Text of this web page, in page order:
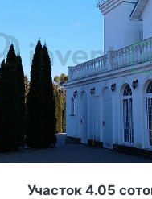
Участок 4.05